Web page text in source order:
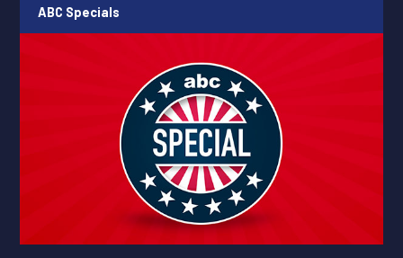
ABC Specials